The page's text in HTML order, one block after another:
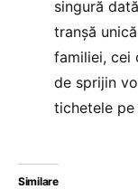
singură
tranșă
familiei, cei
de sprijin
tichetele
Similare